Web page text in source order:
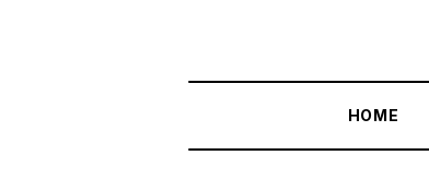
HOME